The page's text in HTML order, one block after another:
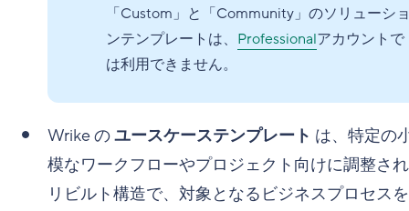
「Custom」と「Community」のソリューシ
ンテンプレートは、 Professionalアカウントで
は利用できません。
Wrike のユースケーステンプレート は、特定の
模なワークフローやプロジェクト向けに調整さ
リビルト構造で、対象となるビジネスプロセス